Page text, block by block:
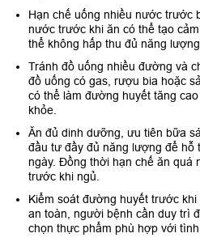
Hạn chế uống nhiều nước trước
nước trước khi ăn có thể tạo
thể không hấp thu đủ năng
Tránh đồ uống nhiều đường và
đồ uống có gas, rượu bia hoặc
có thể làm đường huyết tăng
khỏe.
Ăn đủ dinh dưỡng, ưu tiên bữa
đầu tư đầy đủ năng lượng để hỗ
ngày. Đồng thời hạn chế ăn quá
trước khi ngủ.
Kiểm soát đường huyết trước
an toàn, người bệnh cần duy trì
chọn thực phẩm phù hợp với